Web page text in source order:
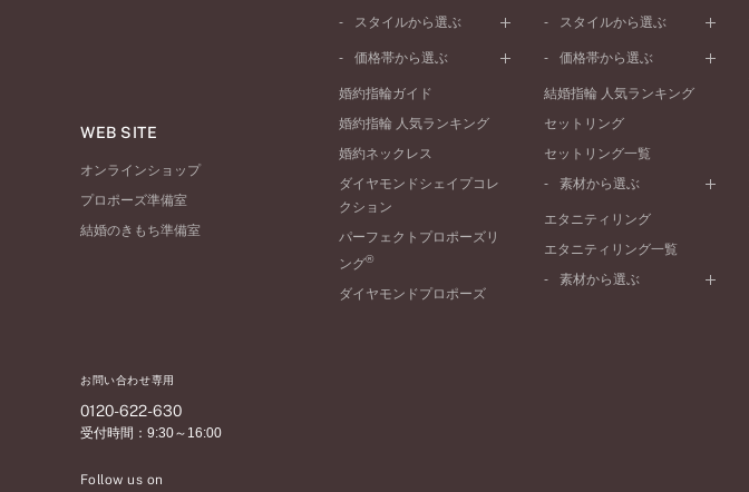
WEB SITE
オンラインショップ
プロポーズ準備室
結婚のきもち準備室
お問い合わせ専用
0120-622-630
受付時間：9:30～16:00
Follow us on
ペールブラウンゴールド
V字ライン
ソリテール
ダブルサイドメレ
ラインメレ
スタイルから選ぶ
シンプル
モード
エレガント
ゴージャス
価格帯から選ぶ
50万円台～
20万円台～
10万円台～
婚約指輪ガイド
婚約指輪 人気ランキング
婚約ネックレス
ダイヤモンドシェイプコレ
クション
パーフェクトプロポーズリ
ング®
ダイヤモンドプロポーズ
ペールブラウンゴールド
V字ライン
プレーン
セベラルメレ
ラインメレ
スタイルから選ぶ
シンプル
モード
エレガント
ゴージャス
価格帯から選ぶ
50万円～
20万円～30万円
10万円～20万円
結婚指輪 人気ランキング
セットリング
セットリング一覧
素材から選ぶ
プラチナ
ペールブラウンゴールド
エタニティリング
エタニティリング一覧
素材から選ぶ